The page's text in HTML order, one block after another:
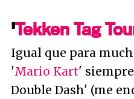
'Tekken Tag
Igual que para
'Mario Kart'
Double Dash' (me